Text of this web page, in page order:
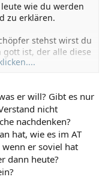
wie du werden
zu erklären.
stehst wirst du
gott ist, der alle diese
senf
passieren und er
er will? Gibt es nur
nicht
nachdenken?
hat, wie es im AT
er soviel hat
dann heute?